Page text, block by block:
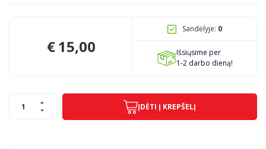
+370 68306302
€15,00
Sandėlyje: 0
Išsiųsime per
1-2 darbo dieną!
ĮDĖTI Į KREPŠELĮ